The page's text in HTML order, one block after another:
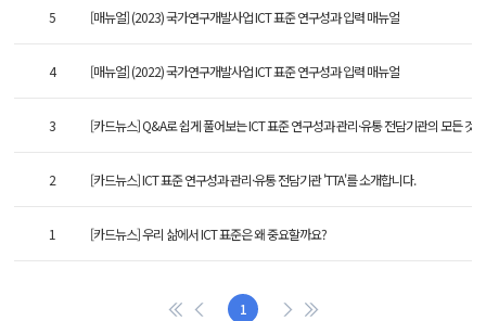
5 [매뉴얼] (2023) 국가연구개발사업 ICT 표준 연구성과 입력 매뉴얼
4 [매뉴얼] (2022) 국가연구개발사업 ICT 표준 연구성과 입력 매뉴얼
3 [카드뉴스] Q&A로 쉽게 풀어보는 ICT 표준 연구성과 관리·유통 전담기관의 모든 것!
2 [카드뉴스] ICT 표준 연구성과 관리·유통 전담기관 'TTA'를 소개합니다.
1 [카드뉴스] 우리 삶에서 ICT 표준은 왜 중요할까요?
1